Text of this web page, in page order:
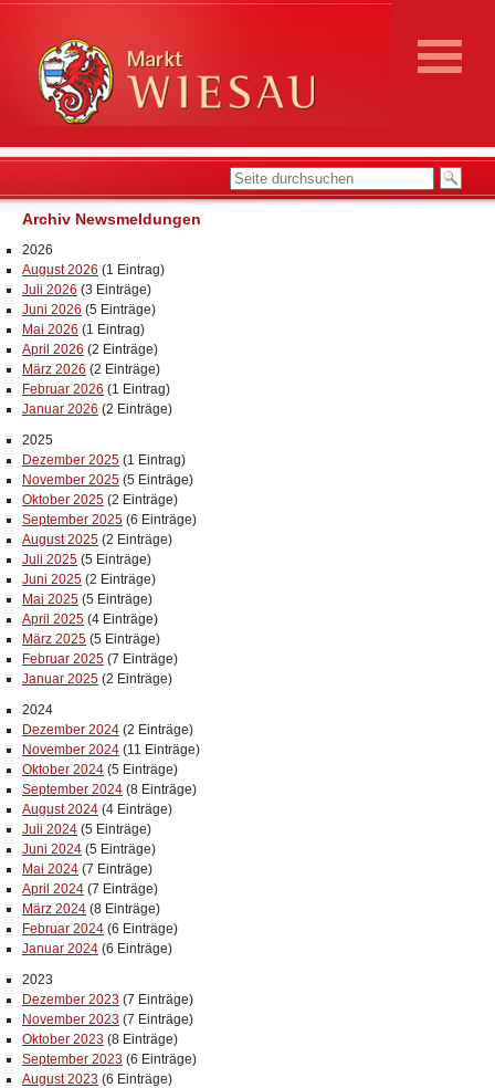
Archiv Newsmeldungen
2026
August 2026 (1 Eintrag)
Juli 2026 (3 Einträge)
Juni 2026 (5 Einträge)
Mai 2026 (1 Eintrag)
April 2026 (2 Einträge)
März 2026 (2 Einträge)
Februar 2026 (1 Eintrag)
Januar 2026 (2 Einträge)
2025
Dezember 2025 (1 Eintrag)
November 2025 (5 Einträge)
Oktober 2025 (2 Einträge)
September 2025 (6 Einträge)
August 2025 (2 Einträge)
Juli 2025 (5 Einträge)
Juni 2025 (2 Einträge)
Mai 2025 (5 Einträge)
April 2025 (4 Einträge)
März 2025 (5 Einträge)
Februar 2025 (7 Einträge)
Januar 2025 (2 Einträge)
2024
Dezember 2024 (2 Einträge)
November 2024 (11 Einträge)
Oktober 2024 (5 Einträge)
September 2024 (8 Einträge)
August 2024 (4 Einträge)
Juli 2024 (5 Einträge)
Juni 2024 (5 Einträge)
Mai 2024 (7 Einträge)
April 2024 (7 Einträge)
März 2024 (8 Einträge)
Februar 2024 (6 Einträge)
Januar 2024 (6 Einträge)
2023
Dezember 2023 (7 Einträge)
November 2023 (7 Einträge)
Oktober 2023 (8 Einträge)
September 2023 (6 Einträge)
August 2023 (6 Einträge)